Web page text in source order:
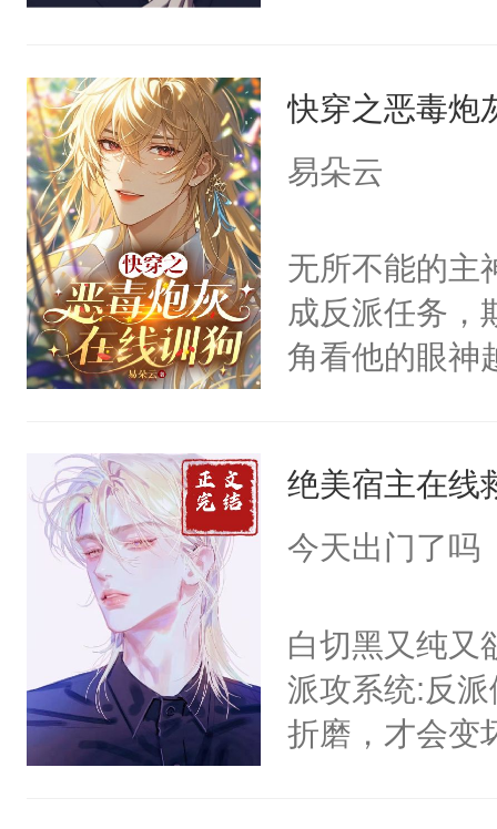
来，给老公亲
用力——为你
快穿之恶毒炮
易朵云
无所不能的主
成反派任务，
角看他的眼
后，竟然是
拥住了日思夜
绝美宿主在线
今天出门了吗
白切黑又纯又
派攻系统:反
折磨，才会变